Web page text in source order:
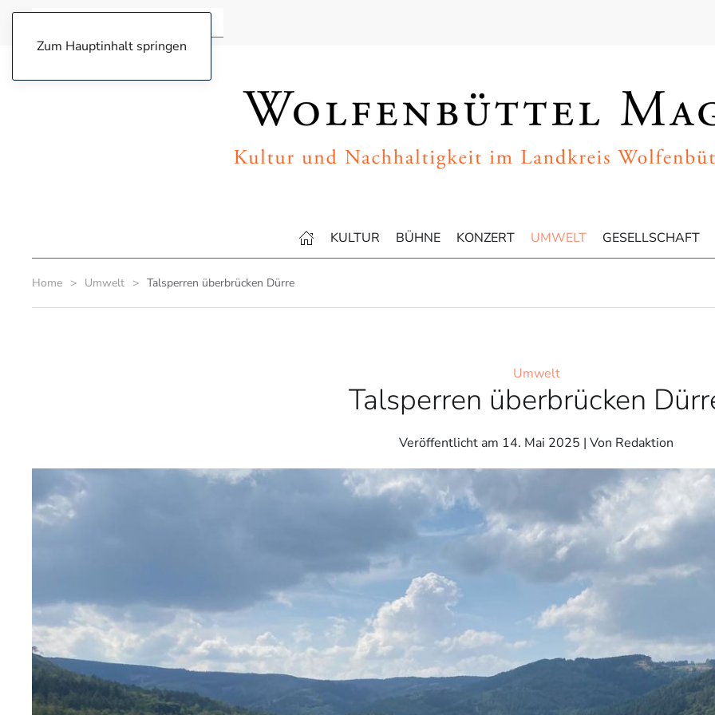
Zum Hauptinhalt springen
KULTUR BÜHNE KONZERT UMWELT GESELLSCHAFT
Home Umwelt Talsperren überbrücken Dürre
Umwelt
Talsperren überbrücken
Veröffentlicht am 14. Mai 2025 | Von Redaktion